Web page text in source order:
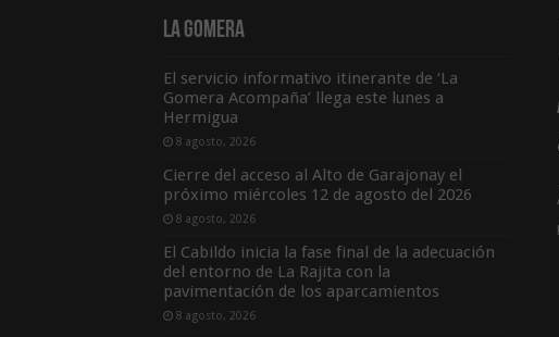
La Gomera
El servicio informativo itinerante de ‘La
Gomera Acompaña’ llega este lunes a
Hermigua
8 agosto, 2026
Cierre del acceso al Alto de Garajonay el
próximo miércoles 12 de agosto del 2026
8 agosto, 2026
El Cabildo inicia la fase final de la adecuación
del entorno de La Rajita con la
pavimentación de los aparcamientos
8 agosto, 2026